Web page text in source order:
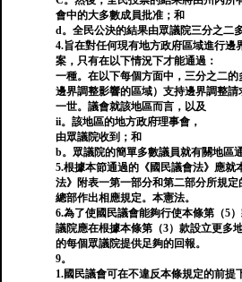
會中的大多數成員批准；和
d。全民公決的結果由眾議院三分之二
4.旨在對任何現有地方政府區域進行邊
案，只有在以下情況下才能通過：
一種。在以下每個方面中，三分之二
邊界調整影響的區域）支持邊界調整請
一世。議會就該地區而言，以及
ii。該地區的地方政府理事會，
由眾議院收到；和
b。眾議院的簡單多數議員就有關地區
5.根據本節通過的《國民議會法》應就
法》附表一第一部分和第二部分所規
總部作出相應規定。本憲法。
6.為了使國民議會能夠行使本條第（5
議院應在根據本條第（3）款設立更多
的每個眾議院提供足夠的回報。
9。
1.國民議會可在不違反本條規定的前提